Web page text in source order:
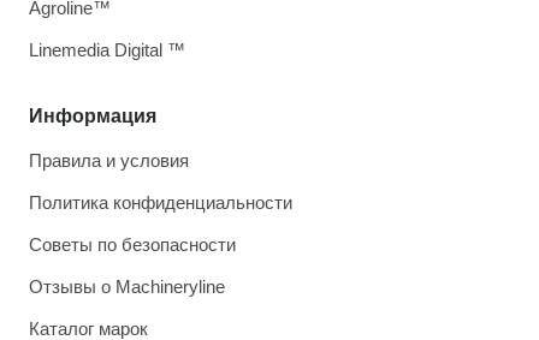
Информация
Правила и условия
Политика конфиденциальности
Советы по безопасности
Отзывы о Machineryline
Каталог марок
Agroline™
Linemedia Digital ™